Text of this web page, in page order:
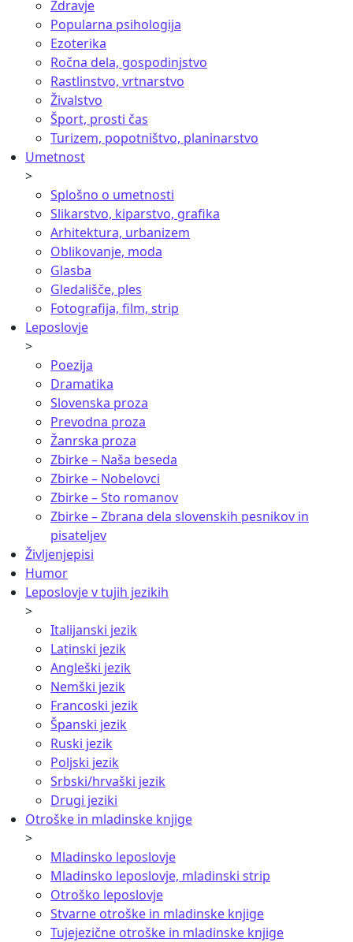
Zdravje
Popularna psihologija
Ezoterika
Ročna dela, gospodinjstvo
Rastlinstvo, vrtnarstvo
Živalstvo
Šport, prosti čas
Turizem, popotništvo, planinarstvo
Umetnost
>
Splošno o umetnosti
Slikarstvo, kiparstvo, grafika
Arhitektura, urbanizem
Oblikovanje, moda
Glasba
Gledališče, ples
Fotografija, film, strip
Leposlovje
>
Poezija
Dramatika
Slovenska proza
Prevodna proza
Žanrska proza
Zbirke – Naša beseda
Zbirke – Nobelovci
Zbirke – Sto romanov
Zbirke – Zbrana dela slovenskih pesnikov in
pisateljev
Življenjepisi
Humor
Leposlovje v tujih jezikih
>
Italijanski jezik
Latinski jezik
Angleški jezik
Nemški jezik
Francoski jezik
Španski jezik
Ruski jezik
Poljski jezik
Srbski/hrvaški jezik
Drugi jeziki
Otroške in mladinske knjige
>
Mladinsko leposlovje
Mladinsko leposlovje, mladinski strip
Otroško leposlovje
Stvarne otroške in mladinske knjige
Tujejezične otroške in mladinske knjige